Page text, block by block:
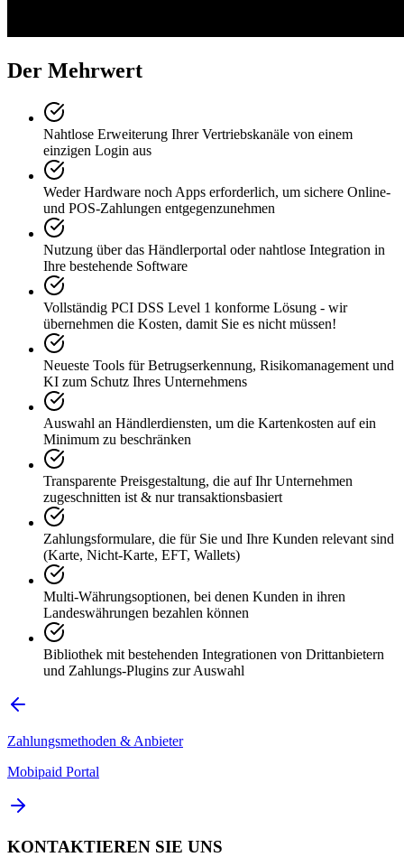
Der Mehrwert
Nahtlose Erweiterung Ihrer Vertriebskanäle von einem
einzigen Login aus
Weder Hardware noch Apps erforderlich, um sichere Online-
und POS-Zahlungen entgegenzunehmen
Nutzung über das Händlerportal oder nahtlose Integration in
Ihre bestehende Software
Vollständig PCI DSS Level 1 konforme Lösung - wir
übernehmen die Kosten, damit Sie es nicht müssen!
Neueste Tools für Betrugserkennung, Risikomanagement und
KI zum Schutz Ihres Unternehmens
Auswahl an Händlerdiensten, um die Kartenkosten auf ein
Minimum zu beschränken
Transparente Preisgestaltung, die auf Ihr Unternehmen
zugeschnitten ist & nur transaktionsbasiert
Zahlungsformulare, die für Sie und Ihre Kunden relevant sind
(Karte, Nicht-Karte, EFT, Wallets)
Multi-Währungsoptionen, bei denen Kunden in ihren
Landeswährungen bezahlen können
Bibliothek mit bestehenden Integrationen von Drittanbietern
und Zahlungs-Plugins zur Auswahl
Zahlungsmethoden & Anbieter
Mobipaid Portal
KONTAKTIEREN SIE UNS